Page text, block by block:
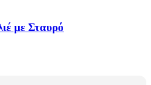
με Σταυρό